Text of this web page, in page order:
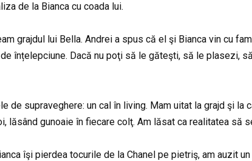
de la Bianca cu coada lui.
grajdul lui Bella. Andrei a spus că el şi Bianca vin cu
înțelepciune. Dacă nu poţi să le găteşti, să le plasezi,
de supraveghere: un cal în living. Mam uitat la grajd şi la
lăsând gunoaie în fiecare colţ. Am lăsat ca realitatea să
îşi pierdea tocurile de la Chanel pe pietriş, am auzit